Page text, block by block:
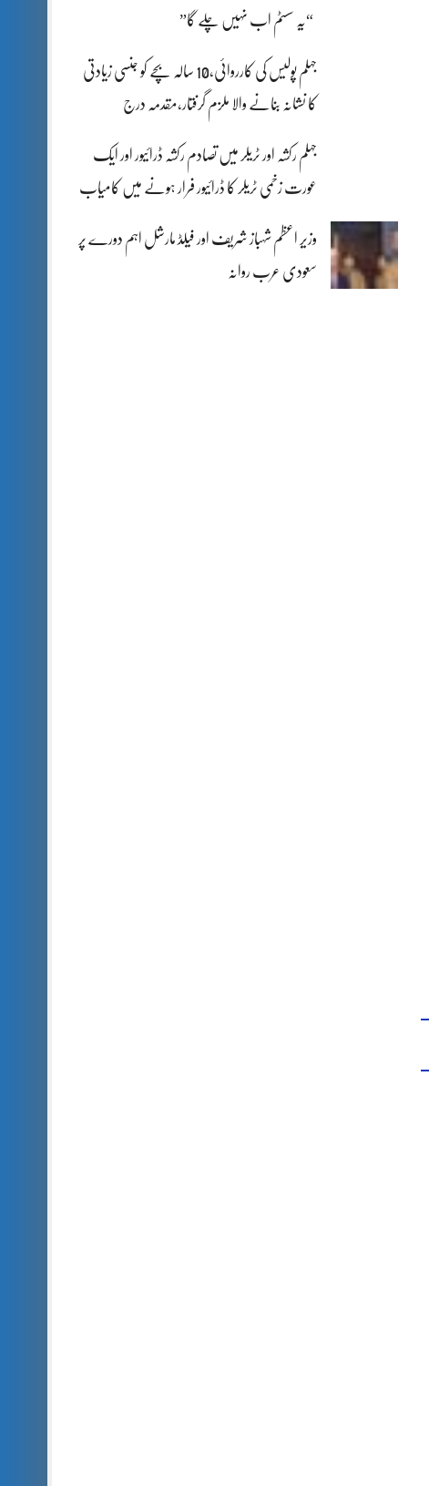
“یہ سسٹم اب نہیں چلے گا”
جہلم پولیس کی کارروائی،10 سالہ بچے کو جنسی زیادتی
کا نشانہ بنانے والا ملزم گرفتار،مقدمہ درج
جہلم رکشہ اور ٹریلر میں تصادم رکشہ ڈرائیور اور ایک
عورت زخمی ٹریلر کا ڈرائیور فرار ہونے میں کامیاب
وزیر اعظم شہباز شریف اور فیلڈ مارشل اہم دورے پر
سعودی عرب روانہ